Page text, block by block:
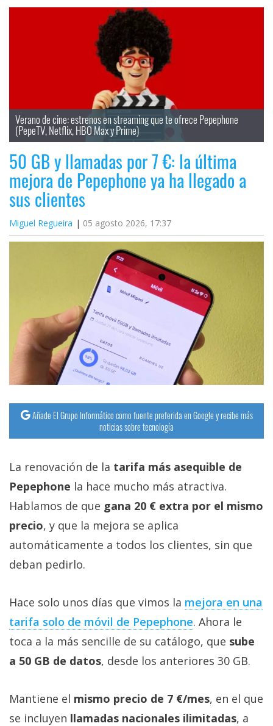
Verano de cine: estrenos en streaming que te ofrece Pepephone
(PepeTV, Netflix, HBO Max y Prime)
50 GB y llamadas por 7 €: la última
mejora de Pepephone ya ha llegado a
sus clientes
Miguel Regueira 05 agosto 2026, 17:37
Añade El Grupo Informático como fuente preferida en Google y recibe más
noticias sobre tecnología
La renovación de la tarifa más asequible de
Pepephone la hace mucho más atractiva.
Hablamos de que gana 20 € extra por el mismo
precio, y que la mejora se aplica
automáticamente a todos los clientes, sin que
deban pedirlo.
Hace solo unos días que vimos la mejora en una
tarifa solo de móvil de Pepephone‎. Ahora le
toca a la más sencille de su catálogo, que sube
a 50 GB de datos, desde los anteriores 30 GB.
Mantiene el mismo precio de 7 €/mes, en el que
se incluyen llamadas nacionales ilimitadas, a